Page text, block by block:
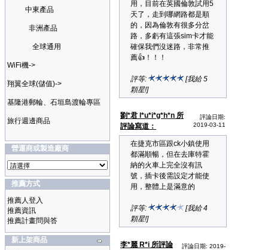
中東產品
非洲產品
全球通用
WiFi機->
翔翼全球(儲值)->
基隆港郵輪、石垣島渡輪專區
旅行週邊商品
營運商或製造廠商
推薦方式
推薦人登入
推薦資訊
推薦計畫問與答
新上架商品
用，目前在英國倫敦試用5
天了，走到哪網路都是順
的，因為倫敦有很多分岔
路，多虧有這張sim卡才能
確保我們沒迷路，非常推
薦👍！！！
評等:
[我給 5
顆星!]
劉*君 l*u*i*g*h*n 所
評論寫道：
評論日期:
2019-03-11
在捷克市區跟ck小鎮使用
都滿順暢，但在去庫特霍
納的火車上完全沒有訊
號，插卡後需設定才能使
用，整體上是滿意的
評等:
[我給 4
顆星!]
李*麗 R*i 所評論
評論日期: 2019-